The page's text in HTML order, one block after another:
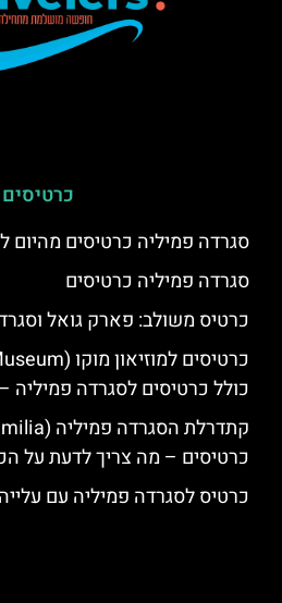
כרטיסים
סגרדה פמיליה כרטיסים מהיום
סגרדה פמיליה כרטיסים
כרטיס משולב: פארק גואל
כולל כרטיסים לסגרדה פמיליה
כרטיסים – מה צריך לדעת על
כרטיס לסגרדה פמיליה עם